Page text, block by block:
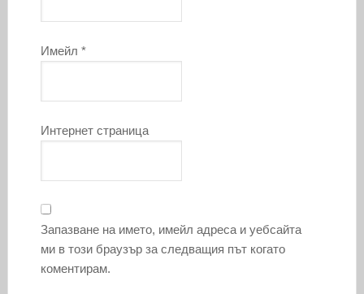
Имейл *
Интернет страница
Запазване на името, имейл адреса и уебсайта
ми в този браузър за следващия път когато
коментирам.